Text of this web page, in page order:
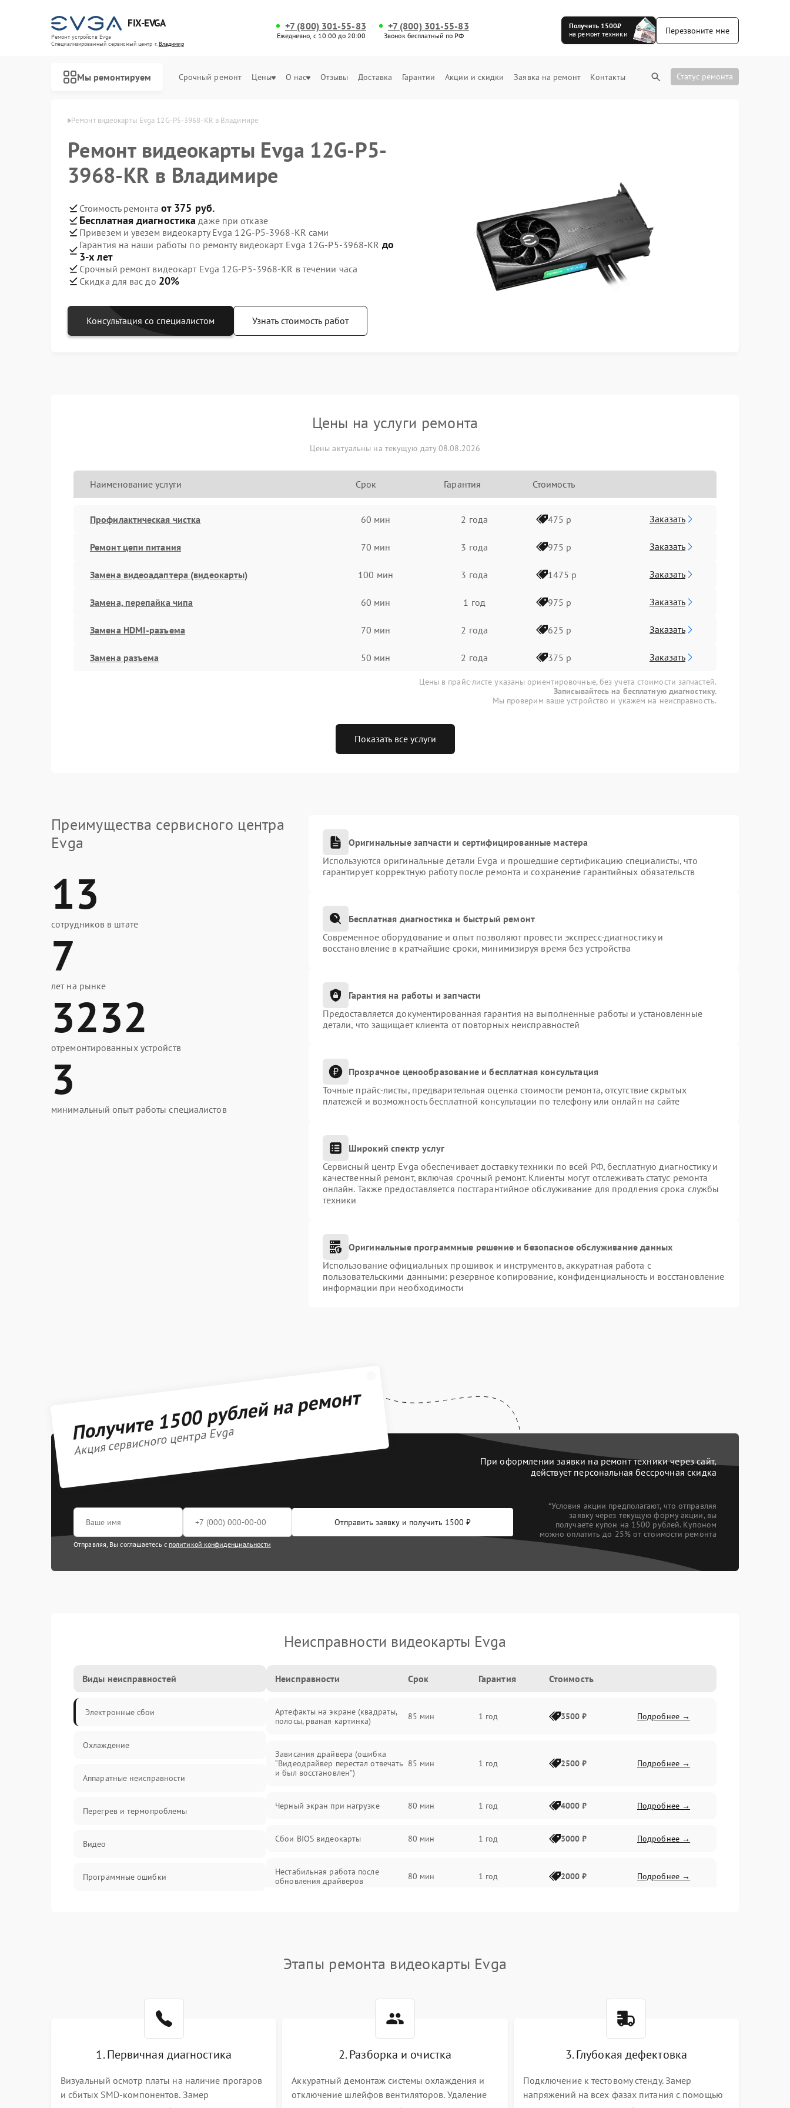
FIX-EVGA
Ремонт устройств Evga
Специализированный cервисный центр г.Владимир
+7 (800) 301-55-83
Ежедневно, с 10:00 до 20:00
+7 (800) 301-55-83
Звонок бесплатный по РФ
Получить 1500₽
на ремонт техники
Перезвоните мне
Мы ремонтируем Срочный ремонт Цены О нас Отзывы Доставка Гарантии Акции и скидки Заявка на ремонт Контакты Статус ремонта
Evga в Владимире Ремонт видеокарты Evga 12G-P5-3968-KR в Владимире
Ремонт видеокарты Evga 12G-P5-
3968-KR в Владимире
Стоимость ремонта от 375 руб.
Бесплатная диагностика даже при отказе
Привезем и увезем видеокарту Evga 12G-P5-3968-KR сами
Гарантия на наши работы по ремонту видеокарт Evga 12G-P5-3968-KR до
3-х лет
Срочный ремонт видеокарт Evga 12G-P5-3968-KR в течении часа
Скидка для вас до 20%
Консультация со специалистом Узнать стоимость работ
Цены на услуги ремонта
Цены актуальны на текущую дату 08.08.2026
Наименование услуги Срок Гарантия Стоимость
Профилактическая чистка 60 мин 2 года 475 р Заказать
Ремонт цепи питания 70 мин 3 года 975 р Заказать
Замена видеоадаптера (видеокарты) 100 мин 3 года 1475 р Заказать
Замена, перепайка чипа 60 мин 1 год 975 р Заказать
Замена HDMI-разъема 70 мин 2 года 625 р Заказать
Замена разъема 50 мин 2 года 375 р Заказать
Цены в прайс-листе указаны ориентировочные, без учета стоимости запчастей.
Записывайтесь на бесплатную диагностику.
Мы проверим ваше устройство и укажем на неисправность.
Показать все услуги
Преимущества сервисного центра
Evga
13
сотрудников в штате
7
лет на рынке
3232
отремонтированных устройств
3
минимальный опыт работы специалистов
Оригинальные запчасти и сертифицированные мастера
Используются оригинальные детали Evga и прошедшие сертификацию специалисты, что
гарантирует корректную работу после ремонта и сохранение гарантийных обязательств
Бесплатная диагностика и быстрый ремонт
Современное оборудование и опыт позволяют провести экспресс-диагностику и
восстановление в кратчайшие сроки, минимизируя время без устройства
Гарантия на работы и запчасти
Предоставляется документированная гарантия на выполненные работы и установленные
детали, что защищает клиента от повторных неисправностей
Прозрачное ценообразование и бесплатная консультация
Точные прайс-листы, предварительная оценка стоимости ремонта, отсутствие скрытых
платежей и возможность бесплатной консультации по телефону или онлайн на сайте
Широкий спектр услуг
Сервисный центр Evga обеспечивает доставку техники по всей РФ, бесплатную диагностику и
качественный ремонт, включая срочный ремонт. Клиенты могут отслеживать статус ремонта
онлайн. Также предоставляется постгарантийное обслуживание для продления срока службы
техники
Оригинальные программные решение и безопасное обслуживание данных
Использование официальных прошивок и инструментов, аккуратная работа с
пользовательскими данными: резервное копирование, конфиденциальность и восстановление
информации при необходимости
Получите 1500 рублей на ремонт
Акция сервисного центра Evga
При оформлении заявки на ремонт техники через сайт,
действует персональная бессрочная скидка
Отправить заявку и получить 1500 ₽
Отправляя, Вы соглашаетесь с политикой конфиденциальности
*Условия акции предполагают, что отправляя
заявку через текущую форму акции, вы
получаете купон на 1500 рублей. Купоном
можно оплатить до 25% от стоимости ремонта
Неисправности видеокарты Evga
Виды неисправностей
Электронные сбои
Охлаждение
Аппаратные неисправности
Перегрев и термопроблемы
Видео
Программные ошибки
Электронные компоненты
Интерфейсы
Неисправности Срок Гарантия Стоимость
Артефакты на экране (квадраты,
полосы, рваная картинка)
85 мин 1 год 3500 ₽ Подробнее →
Зависания драйвера (ошибка
“Видеодрайвер перестал отвечать
и был восстановлен”)
85 мин 1 год 2500 ₽ Подробнее →
Черный экран при нагрузке 80 мин 1 год 4000 ₽ Подробнее →
Сбои BIOS видеокарты 80 мин 1 год 3000 ₽ Подробнее →
Нестабильная работа после
обновления драйверов
80 мин 1 год 2000 ₽ Подробнее →
Этапы ремонта видеокарты Evga
1. Первичная диагностика
Визуальный осмотр платы на наличие прогаров
и сбитых SMD-компонентов. Замер
2. Разборка и очистка
Аккуратный демонтаж системы охлаждения и
отключение шлейфов вентиляторов. Удаление
3. Глубокая дефектовка
Подключение к тестовому стенду. Замер
напряжений на всех фазах питания с помощью